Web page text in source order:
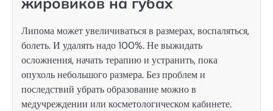
Липома может увеличиваться в размерах, воспаляться,
болеть. И удалять надо 100%. Не выжидать
осложнения, начать терапию и устранить, пока
опухоль небольшого размера. Без проблем и
последствий убрать образование можно в
медучреждении или косметологическом кабинете.